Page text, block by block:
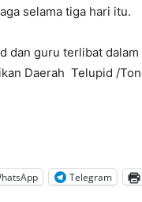
selama tiga hari itu.
dan guru terlibat
Daerah Telupid /
Telegram